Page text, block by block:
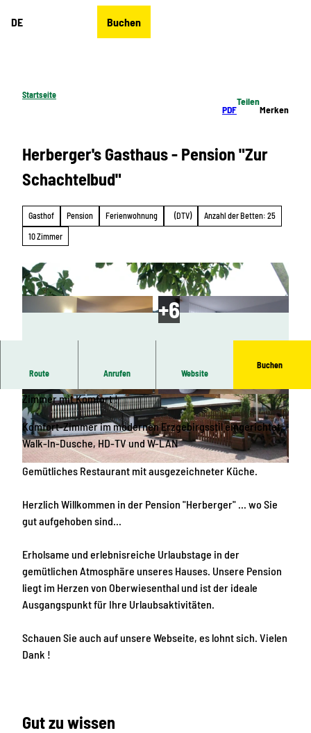
DE Buchen
Startseite
PDF
Teilen
Merken
Herberger's Gasthaus - Pension "Zur
Schachtelbud"
Gasthof Pension Ferienwohnung (DTV) Anzahl der Betten: 25
10 Zimmer
A
s
s
n
D
o
p
p
e
z
i
m
e
r
K
m
f
+
P
1
0
1
0
5
Route Anrufen Website
Buchen
Zimmer mit Komfort !
Komfort-Zimmer im modernen Erzgebirgsstil eingerichtet,
Walk-In-Dusche, HD-TV und W-LAN
Gemütliches Restaurant mit ausgezeichneter Küche.
Herzlich Willkommen in der Pension "Herberger" ... wo Sie
gut aufgehoben sind...
Erholsame und erlebnisreiche Urlaubstage in der
gemütlichen Atmosphäre unseres Hauses. Unsere Pension
liegt im Herzen von Oberwiesenthal und ist der ideale
Ausgangspunkt für Ihre Urlaubsaktivitäten.
Schauen Sie auch auf unsere Webseite, es lohnt sich. Vielen
Dank !
Gut zu wissen